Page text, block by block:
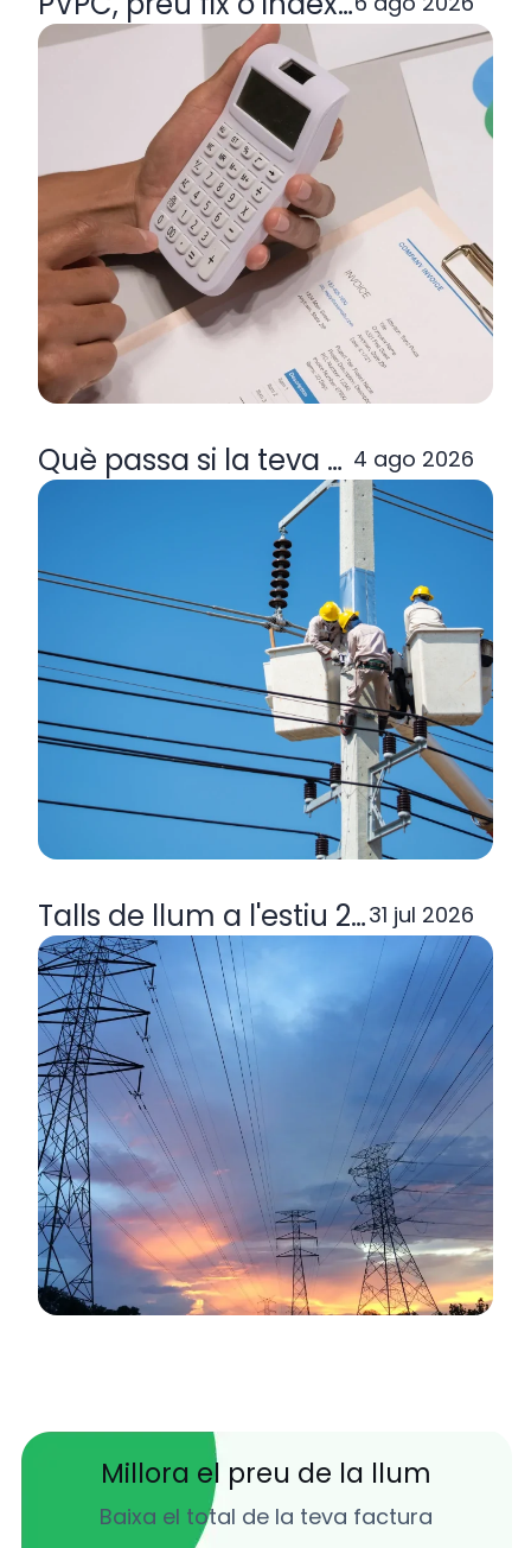
Què passa si la teva 4 ago 2026
Talls de llum a l'estiu 2026: per
31 jul 2026
Millora el preu de la llum
Baixa el total de la teva factura